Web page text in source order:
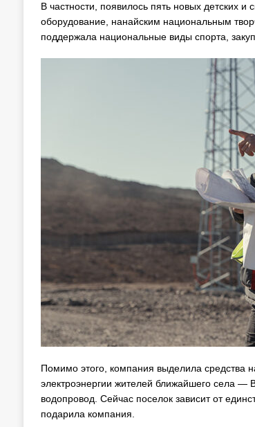
В частности, появилось пять новых детских
оборудование, нанайским национальным
поддержала национальные виды спорта,
Помимо этого, компания выделила средства
электроэнергии жителей ближайшего села —
водопровод. Сейчас поселок зависит от
подарила компания.